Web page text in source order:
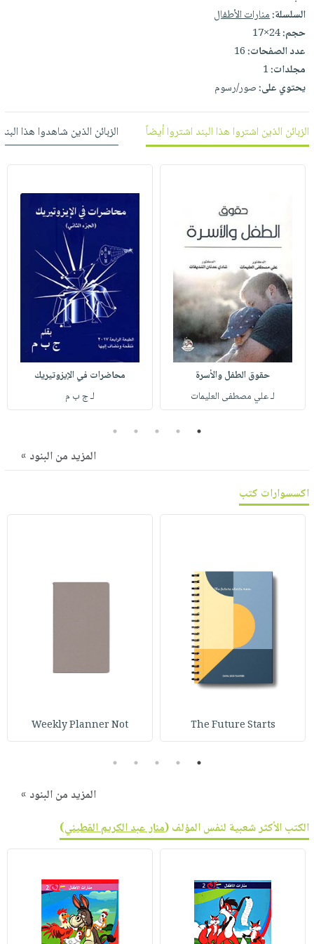
العناية
بالأسنان
الحمية
والتغذية
أدوات
المائدة
الأوعية
والتخزين
الأكثر
مبيعاً
العودة
للمدارس
اكسسوارات
كتب
اكسسوارات
منزلية
حقائب
حلي
عناية
بالذات
صابون
أطفال
مناسبات
شحن
مجاني
بنود
مختارة
اشتراكات
كل
الاشتراكات
صندوق
القراءة
حدود
بحث
متقدم
عن
الشركة
سياسة
الشركة
فيديوهات
أسئلة
يتكرر
خدمات
انشر
كتابك
تواصل
حسابك
لائحة
الأمنيات
عربة
التسوق
الإصدارات
السلسلة:منارات الأطفال
حجم:24×17
عدد الصفحات:16
مجلدات:1
يحتوي على:صور/رسوم
الزبائن الذين اشتروا هذا البند اشتروا أيضاً الزبائن الذين شاهدوا هذا
حقوق الطفل والأسرة
لـ علي مصطفى العليمات
محاضرات في الإيزوتيريك
لـ ج ب م
1
2
3
4
5
المزيد من البنود »
اكسسوارات كتب
The Future Starts
Weekly Planner Not
1
2
3
4
5
المزيد من البنود »
الكتب الأكثر شعبية لنفس المؤلف (منار عبد الكريم القطيني)